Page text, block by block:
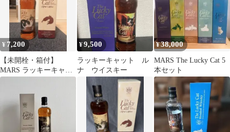
¥ 7,200
【未開栓・箱付】
MARS ラッキーキャッ
ト May & Hana 700ml
¥9,500
ラッキーキャット ル
ナ ウイスキー
¥38,000
MARS The Lucky Cat 5
本セット